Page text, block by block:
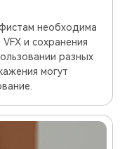
необходима
и сохранения
разных
могут